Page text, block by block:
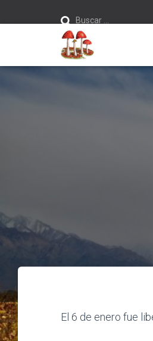
Buscar …
El 6 de enero fue